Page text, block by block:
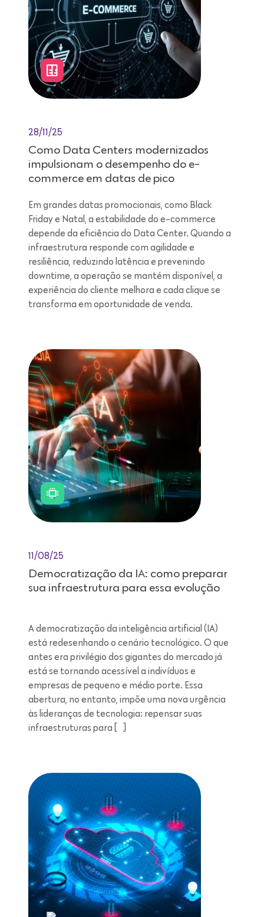
28/11/25
Como Data Centers modernizados
impulsionam o desempenho do e-
commerce em datas de pico
Em grandes datas promocionais, como Black
Friday e Natal, a estabilidade do e-commerce
depende da eficiência do Data Center. Quando a
infraestrutura responde com agilidade e
resiliência, reduzindo latência e prevenindo
downtime, a operação se mantém disponível, a
experiência do cliente melhora e cada clique se
transforma em oportunidade de venda.
11/08/25
Democratização da IA: como preparar
sua infraestrutura para essa evolução
A democratização da inteligência artificial (IA)
está redesenhando o cenário tecnológico. O que
antes era privilégio dos gigantes do mercado já
está se tornando acessível a indivíduos e
empresas de pequeno e médio porte. Essa
abertura, no entanto, impõe uma nova urgência
às lideranças de tecnologia: repensar suas
infraestruturas para […]